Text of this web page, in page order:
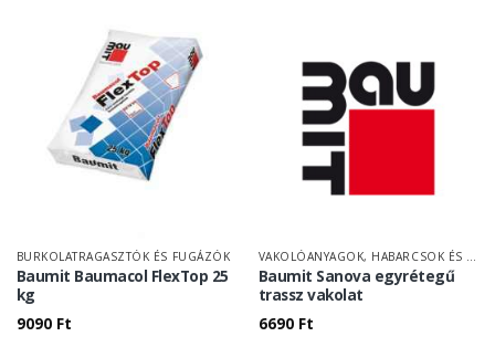
BURKOLATRAGASZTÓK ÉS FUGÁZÓK
Baumit Baumacol FlexTop 25
kg
9090 Ft
VAKOLÓANYAGOK, HABARCSOK ÉS TAPASZOK
Baumit Sanova egyrétegű
trassz vakolat
6690 Ft